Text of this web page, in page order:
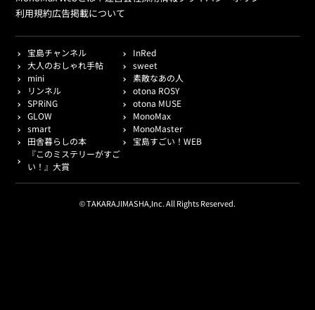
利用規約広告掲載について
宝島チャンネル
InRed
大人のおしゃれ手帖
sweet
mini
素敵なあの人
リンネル
otona ROSY
SPRiNG
otona MUSE
GLOW
MonoMax
smart
MonoMaster
田舎暮らしの本
宝島すごい！WEB
『このミステリーがすご
い！』大賞
© TAKARAJIMASHA,Inc. All Rights Reserved.